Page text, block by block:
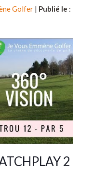
Golfer | Publié le :
2